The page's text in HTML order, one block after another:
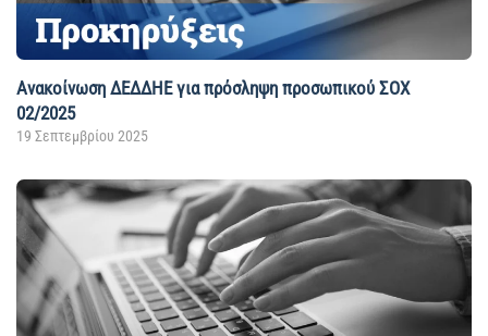
Ανακοίνωση ΔΕΔΔΗΕ για πρόσληψη προσωπικού ΣΟΧ
02/2025
19 Σεπτεμβρίου 2025